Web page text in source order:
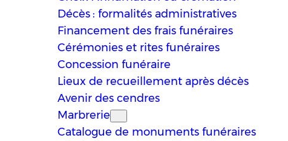
Décès : formalités administratives
Financement des frais funéraires
Cérémonies et rites funéraires
Concession funéraire
Lieux de recueillement après décès
Avenir des cendres
Marbrerie
Catalogue de monuments funéraires